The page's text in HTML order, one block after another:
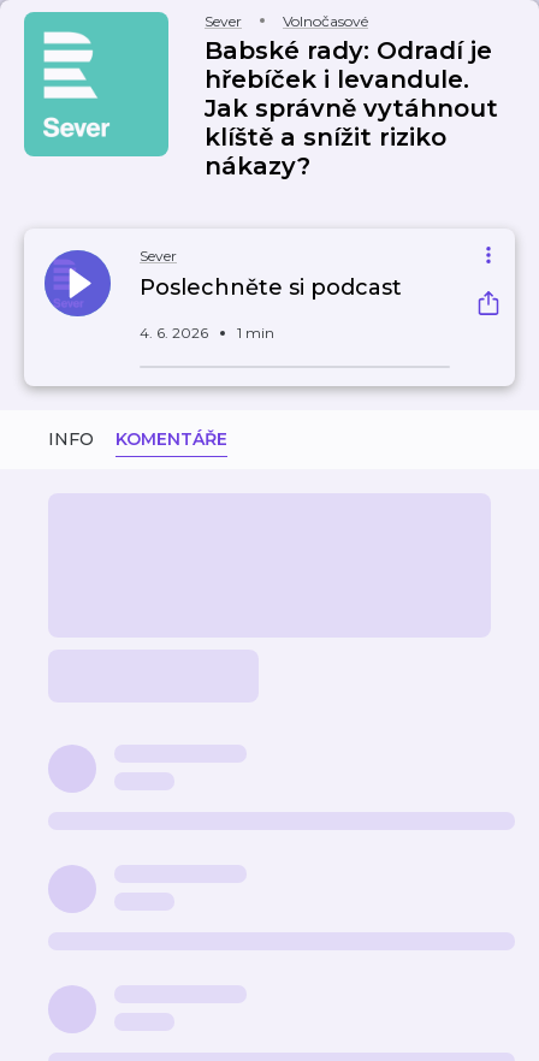
Sever Volnočasové
Babské rady: Odradí je
hřebíček i levandule.
Jak správně vytáhnout
klíště a snížit riziko
nákazy?
Sever
Poslechněte si podcast
4. 6. 2026 1 min
INFO KOMENTÁŘE